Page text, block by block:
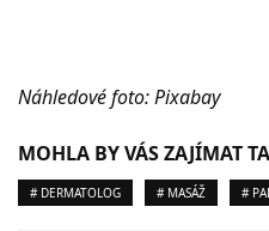
Náhledové foto: Pixabay
MOHLA BY VÁS ZAJÍMAT
# DERMATOLOG # MASÁŽ #